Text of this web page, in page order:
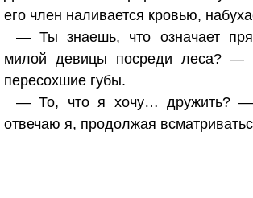
его член наливается кровью,
— Ты знаешь, что означает
милой девицы посреди леса? —
пересохшие губы.
— То, что я хочу… дружить?
отвечаю я, продолжая